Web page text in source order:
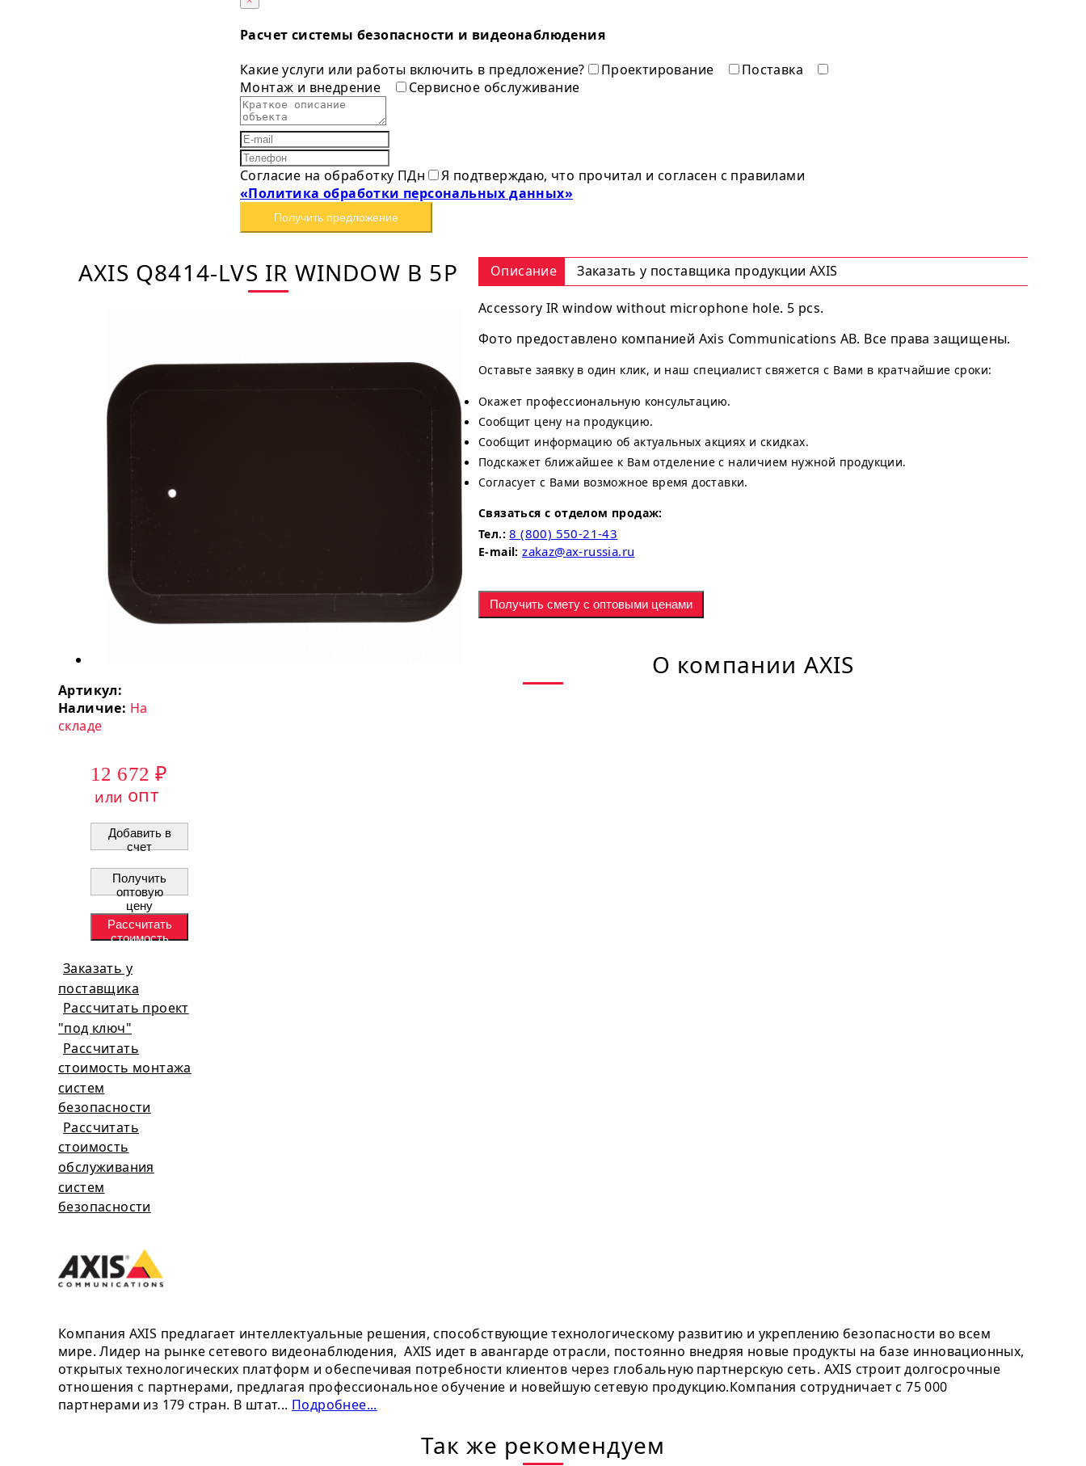
Расчет системы безопасности и видеонаблюдения
Какие услуги или работы включить в предложение?
Проектирование
Поставка
Монтаж и внедрение
Сервисное обслуживание
Согласие на обработку ПДн
Я подтверждаю, что прочитал и согласен с правилами
«Политика обработки персональных данных»
Получить предложение
AXIS Q8414-LVS IR WINDOW B 5P
Артикул:
Наличие: На
складе
12 672 ₽
или опт
Добавить в
счет
Получить
оптовую
цену
Рассчитать
стоимость
Заказать у
поставщика
Рассчитать проект
"под ключ"
Рассчитать
стоимость монтажа
систем
безопасности
Рассчитать
стоимость
обслуживания
систем
безопасности
Описание Заказать у поставщика продукции AXIS
Accessory IR window without microphone hole. 5 pcs.
Фото предоставлено компанией Axis Communications AB. Все права защищены.
Оставьте заявку в один клик, и наш специалист свяжется с Вами в кратчайшие сроки:
Окажет профессиональную консультацию.
Сообщит цену на продукцию.
Сообщит информацию об актуальных акциях и скидках.
Подскажет ближайшее к Вам отделение с наличием нужной продукции.
Согласует с Вами возможное время доставки.
Связаться с отделом продаж:
Тел.: 8 (800) 550-21-43
E-mail: zakaz@ax-russia.ru
Получить смету с оптовыми ценами
О компании AXIS
Компания AXIS предлагает интеллектуальные решения, способствующие технологическому развитию и укреплению безопасности во всем
мире. Лидер на рынке сетевого видеонаблюдения, AXIS идет в авангарде отрасли, постоянно внедряя новые продукты на базе инновационных,
открытых технологических платформ и обеспечивая потребности клиентов через глобальную партнерскую сеть. AXIS строит долгосрочные
отношения с партнерами, предлагая профессиональное обучение и новейшую сетевую продукцию.Компания сотрудничает с 75 000
партнерами из 179 стран. В штат... Подробнее...
Так же рекомендуем